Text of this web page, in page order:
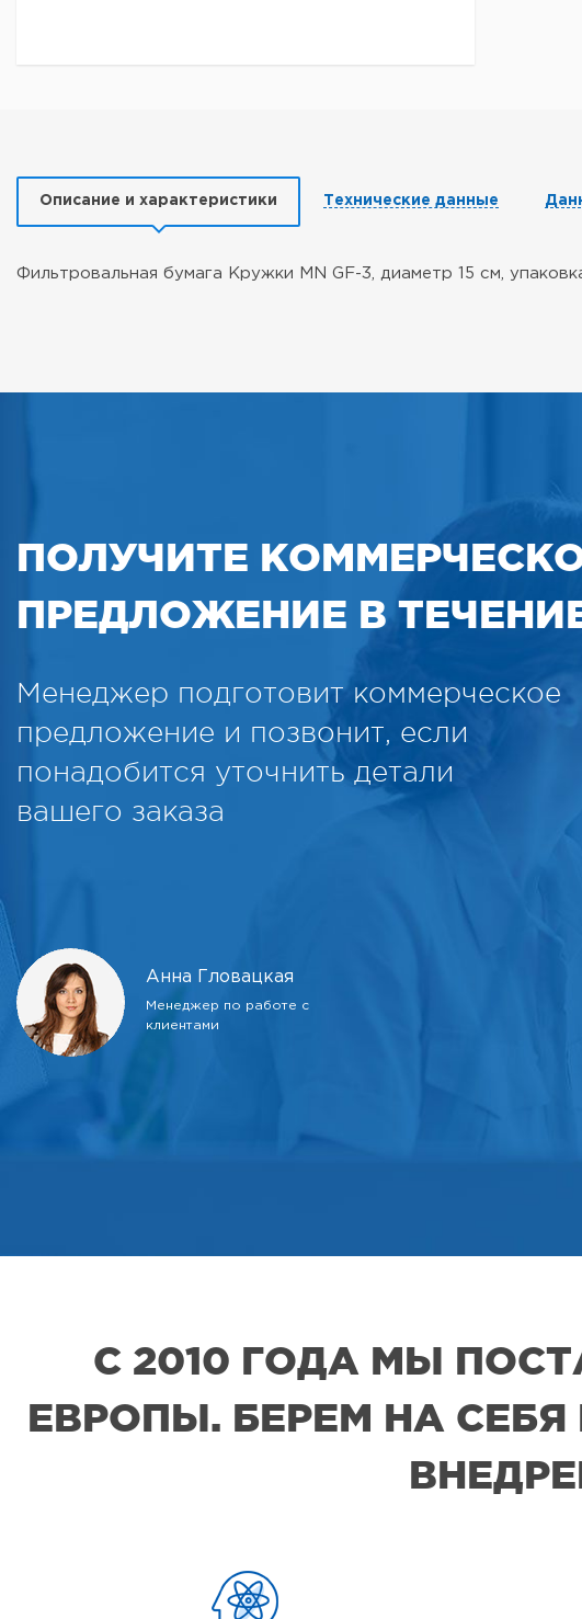
Описание и характеристики Технические данные
Фильтровальная бумага Кружки MN GF-3, диаметр 15 см,
ПОЛУЧИТЕ
ПРЕДЛОЖЕНИЕ В
Менеджер подготовит коммерческое
предложение и позвонит, если
понадобится уточнить детали
вашего заказа
Анна Гловацкая
Менеджер по работе с
клиентами
С 2010 ГОДА МЫ
ЕВРОПЫ. БЕРЕМ НА